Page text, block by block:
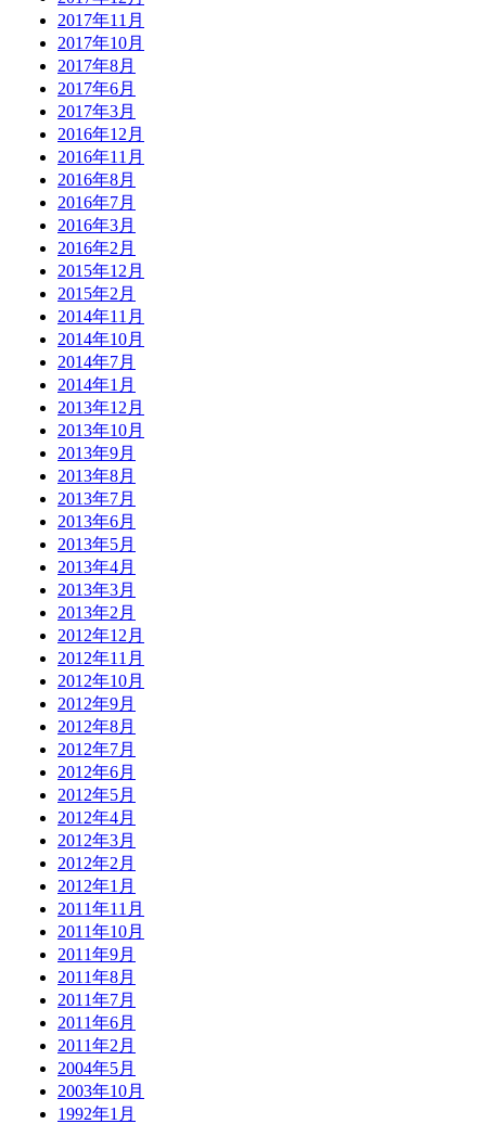
2017年11月
2017年10月
2017年8月
2017年6月
2017年3月
2016年12月
2016年11月
2016年8月
2016年7月
2016年3月
2016年2月
2015年12月
2015年2月
2014年11月
2014年10月
2014年7月
2014年1月
2013年12月
2013年10月
2013年9月
2013年8月
2013年7月
2013年6月
2013年5月
2013年4月
2013年3月
2013年2月
2012年12月
2012年11月
2012年10月
2012年9月
2012年8月
2012年7月
2012年6月
2012年5月
2012年4月
2012年3月
2012年2月
2012年1月
2011年11月
2011年10月
2011年9月
2011年8月
2011年7月
2011年6月
2011年2月
2004年5月
2003年10月
1992年1月